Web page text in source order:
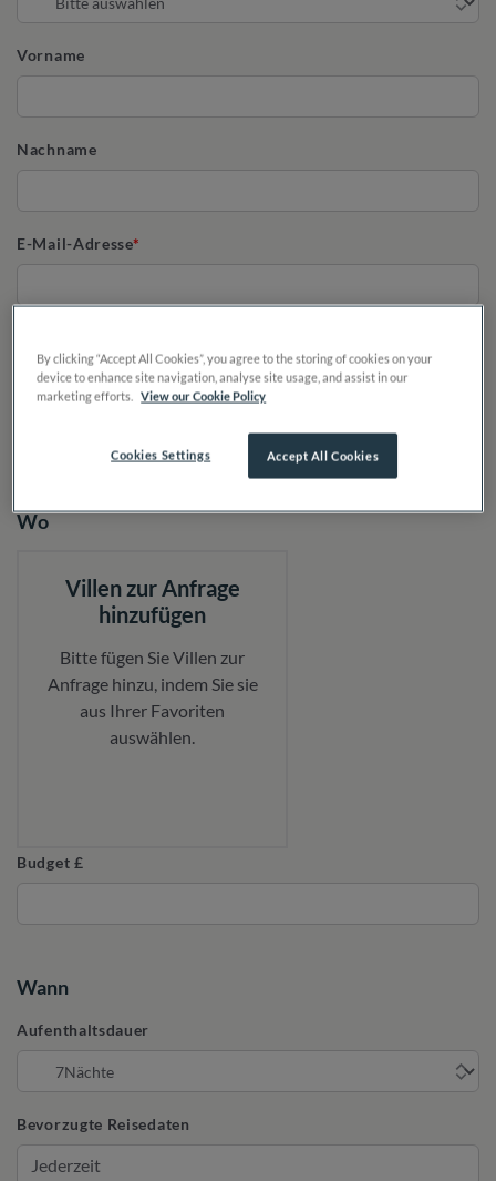
Vorname
Nachname
E-Mail-Adresse
Wo
Villen zur Anfrage
hinzufügen
Bitte fügen Sie Villen zur
Anfrage hinzu, indem Sie sie
aus Ihrer Favoriten
auswählen.
Budget £
Wann
Aufenthaltsdauer
Bevorzugte Reisedaten
By clicking “Accept All Cookies”, you agree to the storing of cookies on your
device to enhance site navigation, analyse site usage, and assist in our
marketing efforts. View our Cookie Policy
Accept All Cookies
Cookies Settings